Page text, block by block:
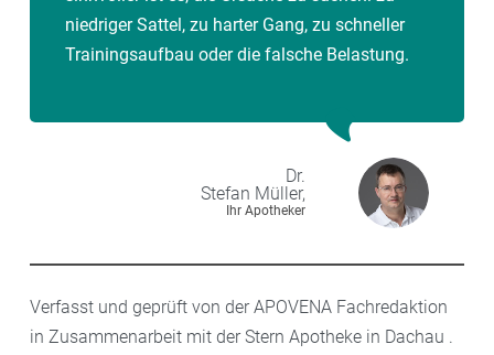
niedriger Sattel, zu harter Gang, zu schneller
Trainingsaufbau oder die falsche Belastung.
Dr.
Stefan Müller,
Ihr Apotheker
Verfasst und geprüft von der APOVENA Fachredaktion
in Zusammenarbeit mit der Stern Apotheke in Dachau .